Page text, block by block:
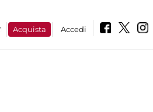
Acquista Accedi